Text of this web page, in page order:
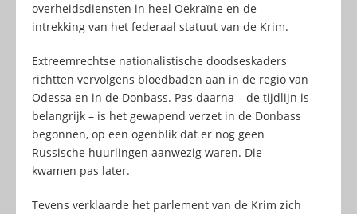
overheidsdiensten in heel Oekraïne en de
intrekking van het federaal statuut van de Krim.
Extreemrechtse nationalistische doodseskaders
richtten vervolgens bloedbaden aan in de regio van
Odessa en in de Donbass. Pas daarna – de tijdlijn is
belangrijk – is het gewapend verzet in de Donbass
begonnen, op een ogenblik dat er nog geen
Russische huurlingen aanwezig waren. Die
kwamen pas later.
Tevens verklaarde het parlement van de Krim zich